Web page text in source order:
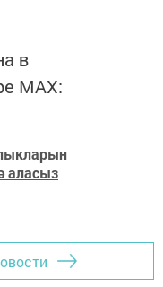
в
MАХ:
аласыз